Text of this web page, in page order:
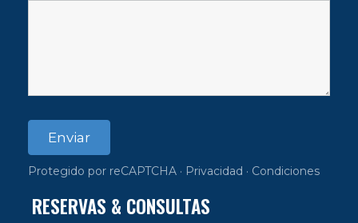
Enviar
Protegido por reCAPTCHA · Privacidad · Condiciones
RESERVAS & CONSULTAS